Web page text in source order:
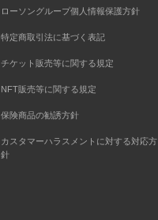
ローソングループ個人情報保護方針
特定商取引法に基づく表記
チケット販売等に関する規定
NFT販売等に関する規定
保険商品の勧誘方針
カスタマーハラスメントに対する対応方
針